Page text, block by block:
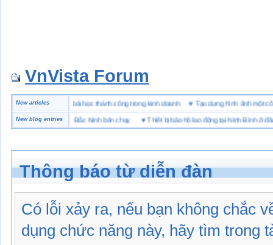
VnVista Forum
New articles
biệt” của Microsoft ♥4 bài học thành công trong kinh doanh ♥Tạo dựng hình ảnh
New blog entries
giày bảo hộ tại Bắc Ninh bán chạy♥ Thiết bị bảo hộ lao động tại Ninh Bình ở đâu
Thông báo từ diễn đàn
Có lỗi xảy ra, nếu bạn không chắc
dụng chức năng này, hãy tìm trong